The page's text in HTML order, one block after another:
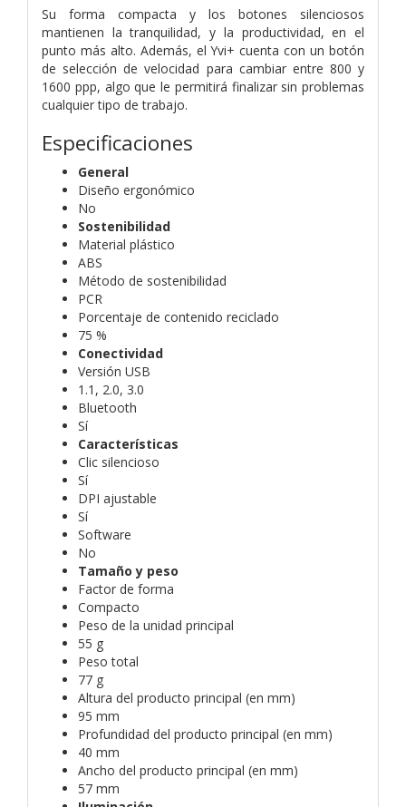
Su forma compacta y los botones silenciosos
mantienen la tranquilidad, y la productividad, en el
punto más alto. Además, el Yvi+ cuenta con un botón
de selección de velocidad para cambiar entre 800 y
1600 ppp, algo que le permitirá finalizar sin problemas
cualquier tipo de trabajo.
Especificaciones
General
Diseño ergonómico
No
Sostenibilidad
Material plástico
ABS
Método de sostenibilidad
PCR
Porcentaje de contenido reciclado
75 %
Conectividad
Versión USB
1.1, 2.0, 3.0
Bluetooth
Sí
Características
Clic silencioso
Sí
DPI ajustable
Sí
Software
No
Tamaño y peso
Factor de forma
Compacto
Peso de la unidad principal
55 g
Peso total
77 g
Altura del producto principal (en mm)
95 mm
Profundidad del producto principal (en mm)
40 mm
Ancho del producto principal (en mm)
57 mm